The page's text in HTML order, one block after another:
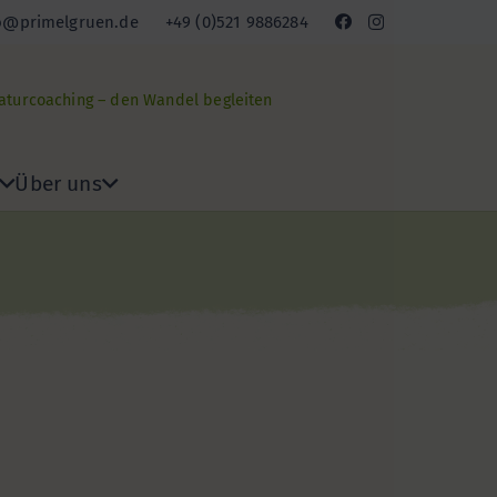
+49 (0)521 9886284
– den Wandel begleiten
Über uns